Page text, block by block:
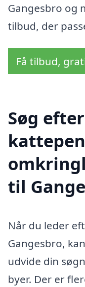
Gangesbro og
tilbud, der
Få tilbud,
Søg
til
Når du leder
Gangesbro,
udvide din
byer. Der er